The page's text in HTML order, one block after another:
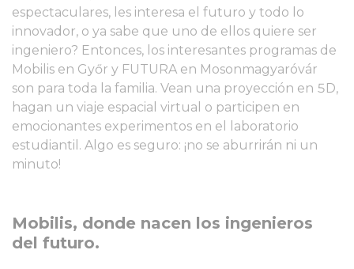
espectaculares, les interesa el futuro y todo lo
innovador, o ya sabe que uno de ellos quiere ser
ingeniero? Entonces, los interesantes programas de
Mobilis en Győr y FUTURA en Mosonmagyaróvár
son para toda la familia. Vean una proyección en 5D,
hagan un viaje espacial virtual o participen en
emocionantes experimentos en el laboratorio
estudiantil. Algo es seguro: ¡no se aburrirán ni un
minuto!
Mobilis, donde nacen los ingenieros
del futuro.